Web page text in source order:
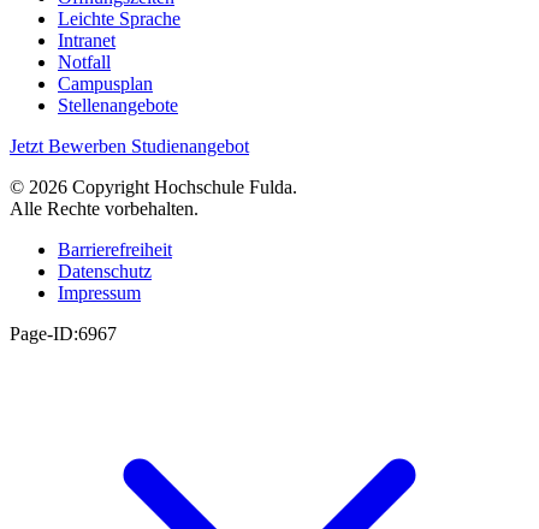
Leichte Sprache
Intranet
Notfall
Campusplan
Stellenangebote
Jetzt Bewerben Studienangebot
© 2026 Copyright Hochschule Fulda.
Alle Rechte vorbehalten.
Barrierefreiheit
Datenschutz
Impressum
Page-ID:6967